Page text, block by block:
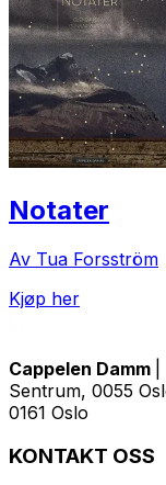
Notater
Av Tua Forsström
Kjøp her
Cappelen Damm
Sentrum, 0055
0161 Oslo
KONTAKT OSS